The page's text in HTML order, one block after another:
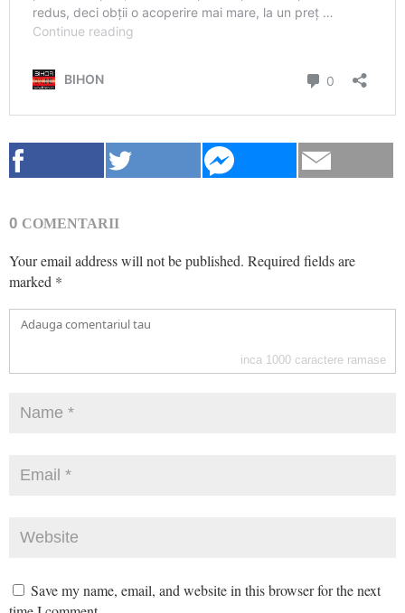
0 COMENTARII
Your email address will not be published. Required fields are
marked *
inca 1000 caractere ramase
Save my name, email, and website in this browser for the next